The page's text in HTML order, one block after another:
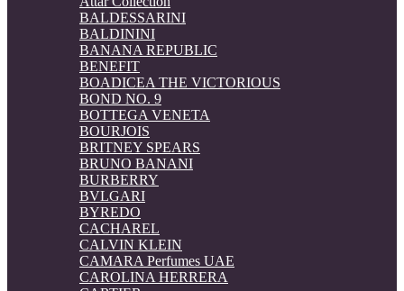
BALDESSARINI
BALDININI
BANANA REPUBLIC
BENEFIT
BOADICEA THE VICTORIOUS
BOND NO. 9
BOTTEGA VENETA
BOURJOIS
BRITNEY SPEARS
BRUNO BANANI
BURBERRY
BVLGARI
BYREDO
CACHAREL
CALVIN KLEIN
CAMARA Perfumes UAE
CAROLINA HERRERA